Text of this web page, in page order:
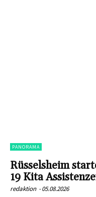
PANORAMA
Rüsselsheim
19 Kita
redaktion -05.08.2026